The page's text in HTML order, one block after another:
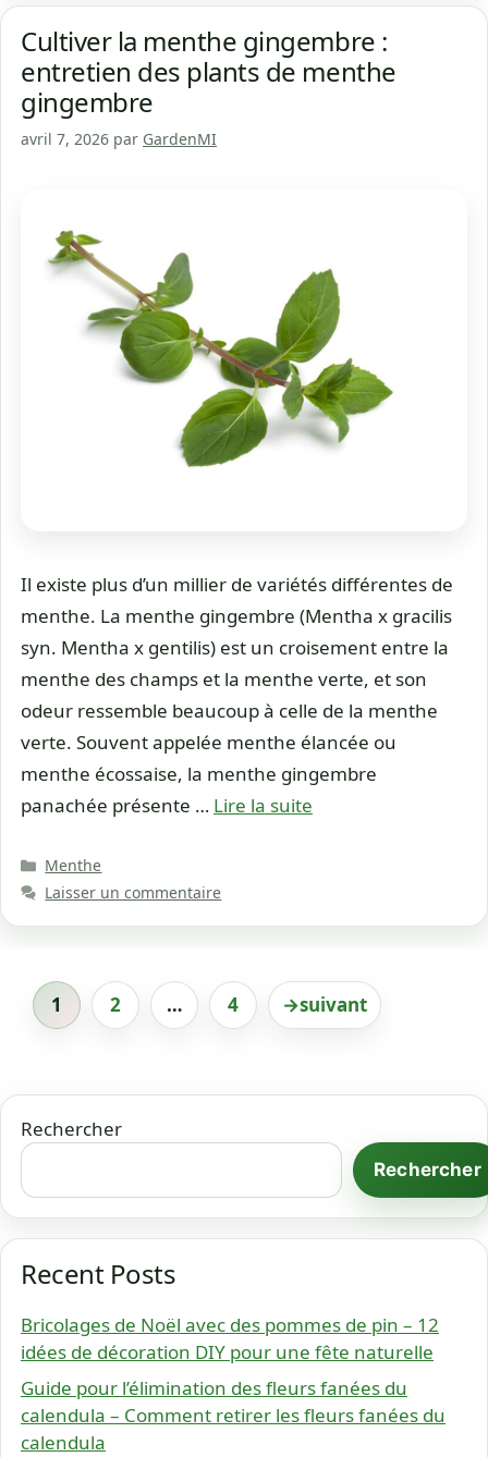
Cultiver la menthe gingembre :
entretien des plants de menthe
gingembre
avril 7, 2026 par GardenMI
Il existe plus d’un millier de variétés différentes de
menthe. La menthe gingembre (Mentha x gracilis
syn. Mentha x gentilis) est un croisement entre la
menthe des champs et la menthe verte, et son
odeur ressemble beaucoup à celle de la menthe
verte. Souvent appelée menthe élancée ou
menthe écossaise, la menthe gingembre
panachée présente … Lire la suite
Catégories
Menthe
Laisser un commentaire
Page
1 Page
2 … Page
4 →suivant
Rechercher
Rechercher
Recent Posts
Bricolages de Noël avec des pommes de pin – 12
idées de décoration DIY pour une fête naturelle
Guide pour l’élimination des fleurs fanées du
calendula – Comment retirer les fleurs fanées du
calendula